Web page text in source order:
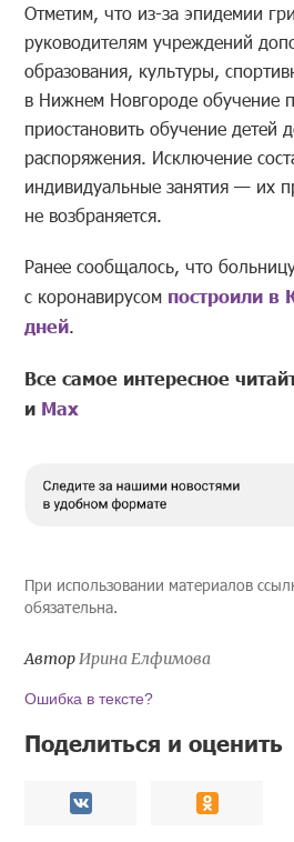
Отметим, что из-за эпидемии
руководителям учреждений
образования, культуры,
в Нижнем Новгороде обучение
приостановить обучение детей
распоряжения. Исключение
индивидуальные занятия — их
не возбраняется.
Ранее сообщалось, что
с коронавирусом построили в
дней.
Все самое интересное
и Mах
При использовании материалов
обязательна.
АвторИрина Елфимова
Ошибка в тексте?
Поделиться и оценить